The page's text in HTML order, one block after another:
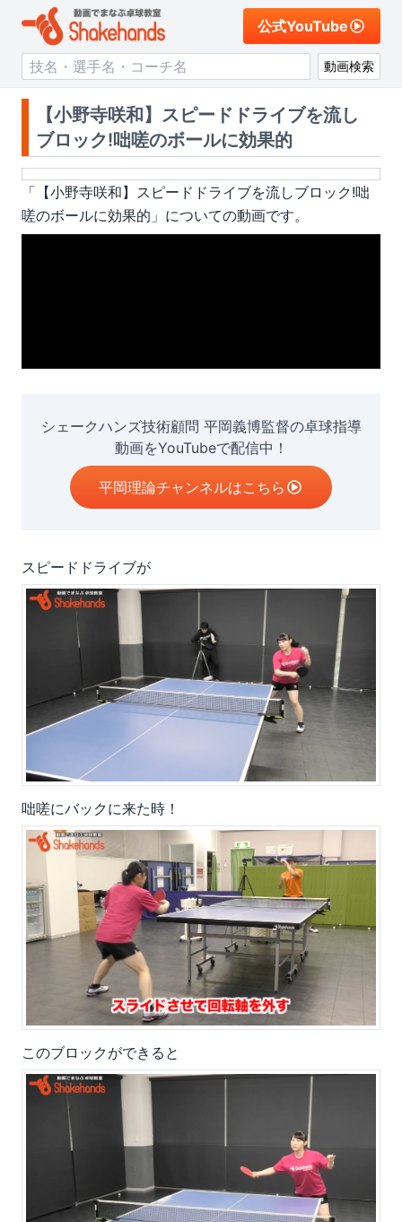
公式YouTube
動画検索
【小野寺咲和】スピードドライブを流し
ブロック!咄嗟のボールに効果的
「 【小野寺咲和】スピードドライブを流しブロック!咄
嗟のボールに効果的 」についての動画です。
シェークハンズ技術顧問 平岡義博監督の卓球指導
動画をYouTubeで配信中！
平岡理論チャンネルはこちら
スピードドライブが
咄嗟にバックに来た時！
このブロックができると